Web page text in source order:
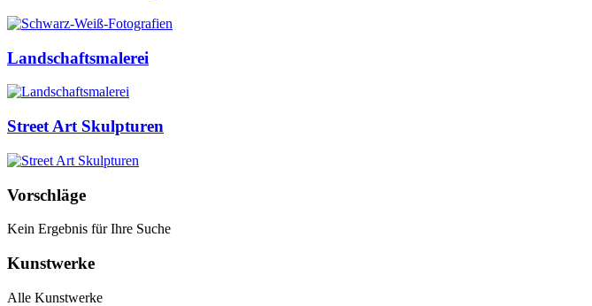
Landschaftsmalerei
Street Art Skulpturen
Vorschläge
Kein Ergebnis für Ihre Suche
Kunstwerke
Alle Kunstwerke